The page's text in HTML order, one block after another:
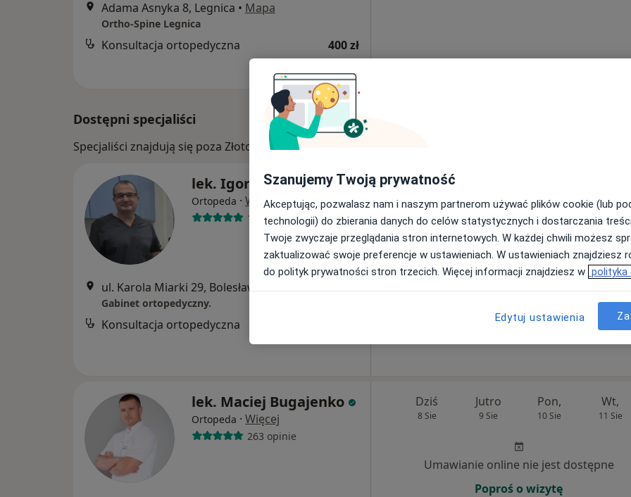
Adama Asnyka 8, Legnica • Mapa
Ortho-Spine Legnica
Konsultacja ortopedyczna 400 zł
Dostępni specjaliści
Specjaliści znajdują się poza Złotoryja, dolnośląskie, w obszarach bliskich Twojemu wyszukiwaniu.
lek. Igor Pocztywy
Ortopeda · Więcej
171 opinii
ul. Karola Miarki 29, Bolesławiec
Gabinet ortopedyczny.
Konsultacja ortopedyczna
Dziś
10 Sie 11 Sie
Umawianie online nie jest dostępne
Poproś o wizytę
lek. Maciej Bugajenko
Ortopeda · Więcej
263 opinie
Dziś
8 Sie
Jutro
9 Sie
Pon,
10 Sie
Wt,
11 Sie
Umawianie online nie jest dostępne
Poproś o wizytę
Szanujemy Twoją prywatność
Akceptując, pozwalasz nam i naszym partnerom używać plików cookie (lub
technologii) do zbierania danych do celów statystycznych i dostarczania
Twoje zwyczaje przeglądania stron internetowych. W każdej chwili możesz
zaktualizować swoje preferencje w ustawieniach. W ustawieniach znajdziesz
do polityk prywatności stron trzecich. Więcej informacji znajdziesz w polityka
Edytuj ustawienia